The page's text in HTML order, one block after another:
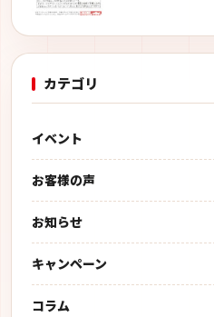
カテゴリ
イベント
お客様の声
お知らせ
キャンペーン
コラム